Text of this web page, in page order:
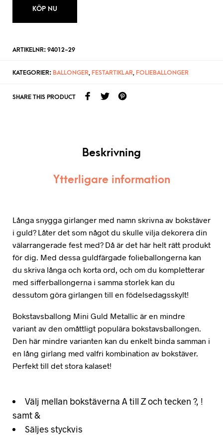
KÖP NU
ARTIKELNR: 94012-29
KATEGORIER: BALLONGER, FESTARTIKLAR, FOLIEBALLONGER
SHARE THIS PRODUCT
Beskrivning
Ytterligare information
Långa snygga girlanger med namn skrivna av bokstäver
i guld? Låter det som något du skulle vilja dekorera din
välarrangerade fest med? Då är det här helt rätt produkt
för dig. Med dessa guldfärgade folieballongerna kan
du skriva långa och korta ord, och om du kompletterar
med sifferballongerna i samma storlek kan du
dessutom göra girlangen till en födelsedagsskylt!
Bokstavsballong Mini Guld Metallic är en mindre
variant av den omåttligt populära bokstavsballongen.
Den här mindre varianten kan du enkelt binda samman i
en lång girlang med valfri kombination av bokstäver.
Perfekt till det stora kalaset!
Välj mellan bokstäverna A till Z och tecken ?, !
samt &
Säljes styckvis